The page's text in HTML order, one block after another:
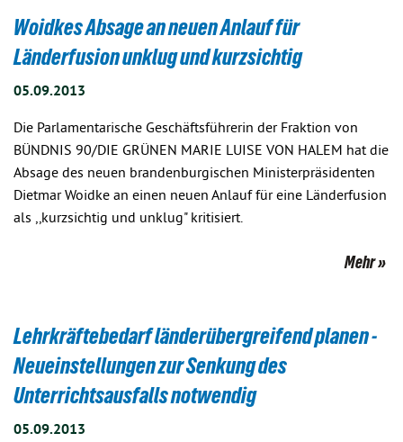
Woidkes Absage an neuen Anlauf für
Länderfusion unklug und kurzsichtig
05.09.2013
Die Parlamentarische Geschäftsführerin der Fraktion von
BÜNDNIS 90/DIE GRÜNEN MARIE LUISE VON HALEM hat die
Absage des neuen brandenburgischen Ministerpräsidenten
Dietmar Woidke an einen neuen Anlauf für eine Länderfusion
als ,,kurzsichtig und unklug" kritisiert.
Mehr
Lehrkräftebedarf länderübergreifend planen -
Neueinstellungen zur Senkung des
Unterrichtsausfalls notwendig
05.09.2013